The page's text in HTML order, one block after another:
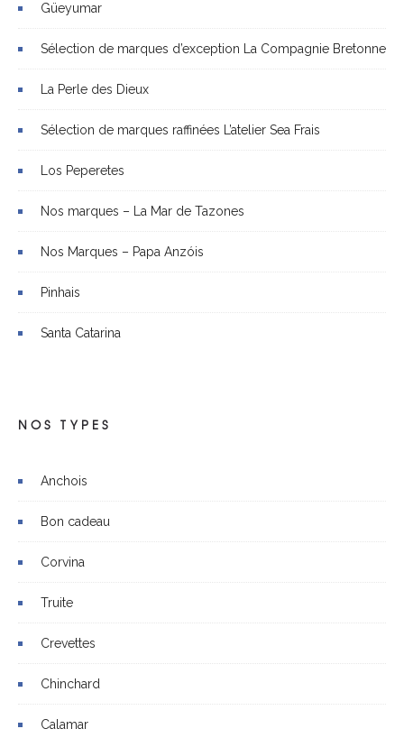
Güeyumar
Sélection de marques d’exception La Compagnie Bretonne
La Perle des Dieux
Sélection de marques raffinées L’atelier Sea Frais
Los Peperetes
Nos marques – La Mar de Tazones
Nos Marques – Papa Anzóis
Pinhais
Santa Catarina
NOS TYPES
Anchois
Bon cadeau
Corvina
Truite
Crevettes
Chinchard
Calamar